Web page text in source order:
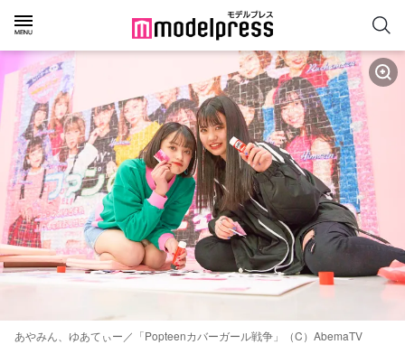
あやみん、ゆあてぃー／「Popteenカバーガール戦争」（C）AbemaTV